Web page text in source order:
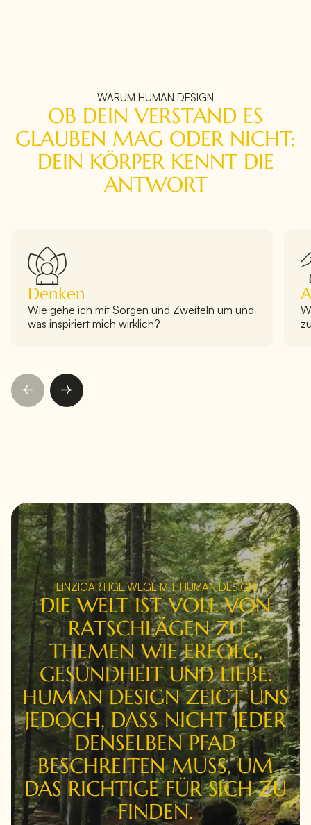
WARUM HUMAN DESIGN
OB DEIN VERSTAND ES
GLAUBEN MAG ODER NICHT:
DEIN KÖRPER KENNT DIE
ANTWORT
Denken
Wie gehe ich mit Sorgen und Zweifeln um und
was inspiriert mich wirklich?
EINZIGARTIGE WEGE MIT HUMAN DESIGN
DIE WELT IST VOLL VON
RATSCHLÄGEN ZU
THEMEN WIE ERFOLG,
GESUNDHEIT UND LIEBE.
HUMAN DESIGN ZEIGT UNS
JEDOCH, DASS NICHT JEDER
DENSELBEN PFAD
BESCHREITEN MUSS, UM
DAS RICHTIGE FÜR SICH ZU
FINDEN.